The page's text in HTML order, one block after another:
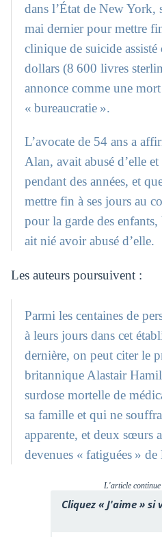
dans l’État de New York,
mai dernier pour mettre
clinique de suicide
dollars (8 600 livres
annonce comme une
« bureaucratie ».
L’avocate de 54 ans a
Alan, avait abusé d’elle
pendant des années, et
mettre fin à ses jours au
pour la garde des
ait nié avoir abusé d’elle.
Les auteurs poursuivent :
Parmi les centaines de
à leurs jours dans cet
dernière, on peut citer le
britannique Alastair
surdose mortelle de
sa famille et qui ne
apparente, et deux sœurs
devenues « fatiguées » de
L'article continue
Cliquez « J'aime » si